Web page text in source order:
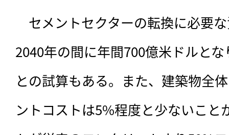
セメントセクターの転換に必要
2040年の間に年間700億米ドルと
との試算もある。また、建築物全
ントコストは5%程度と少ないこと